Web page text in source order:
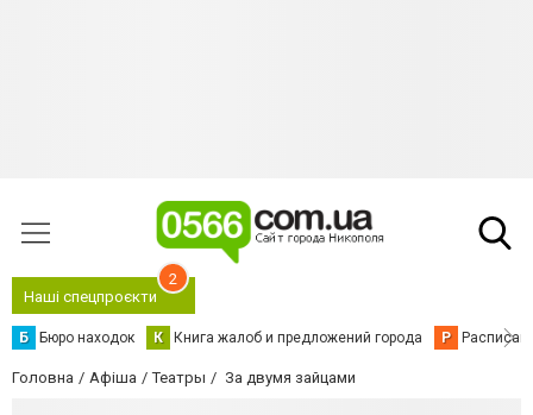
Наші спецпроєкти
2
Б Бюро находок К Книга жалоб и предложений города Р
Головна Афіша Театры За двумя зайцами